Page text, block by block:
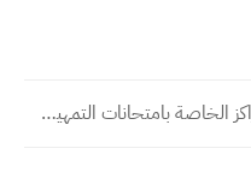
الأماكن والمراكز الخاصة بامتحانات التمهيدي الخارجي لجميع المراحل تربية الحلة...